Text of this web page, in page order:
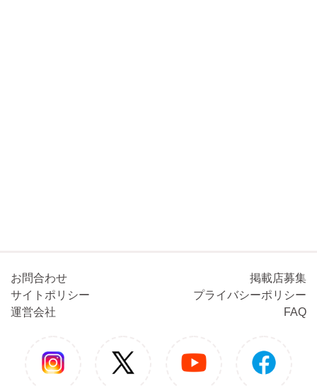
お問合わせ
掲載店募集
サイトポリシー
プライバシーポリシー
運営会社
FAQ